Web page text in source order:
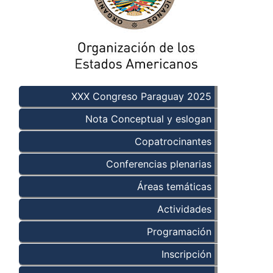
XXX Congreso Paraguay 2025
Nota Conceptual y eslogan
Copatrocinantes
Conferencias plenarias
Áreas temáticas
Actividades
Programación
Inscripción